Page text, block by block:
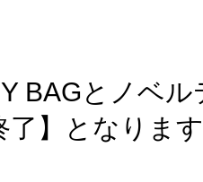
BAGとノベ
了】となりま